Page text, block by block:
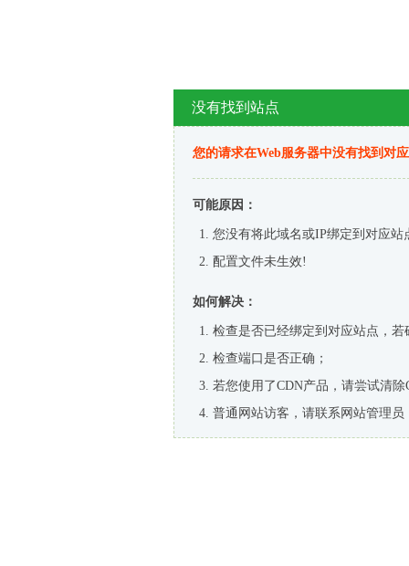
没有找到站点
您的请求在Web服务器中没有找到对
可能原因：
您没有将此域名或IP绑定到对应站
配置文件未生效!
如何解决：
检查是否已经绑定到对应站点，
检查端口是否正确；
若您使用了CDN产品，请尝试清除
普通网站访客，请联系网站管理员